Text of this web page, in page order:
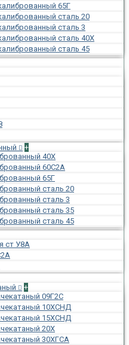
65Г
сталь 20
сталь 3
сталь 40Х
сталь 45
+
40Х
60С2А
65Г
сталь 20
сталь 3
сталь 35
сталь 45
ст У8А
+
09Г2С
10ХСНД
15ХСНД
20Х
30ХГСА